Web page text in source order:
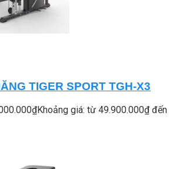
TIGER SPORT TGH-X3
₫Khoảng giá: từ 49.900.000₫ đến